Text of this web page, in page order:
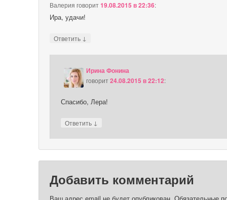
Валерия говорит19.08.2015 в 22:36:
Ира, удачи!
Ответить ↓
Ирина Фонина
говорит24.08.2015 в 22:12:
Спасибо, Лера!
Ответить ↓
Добавить комментарий